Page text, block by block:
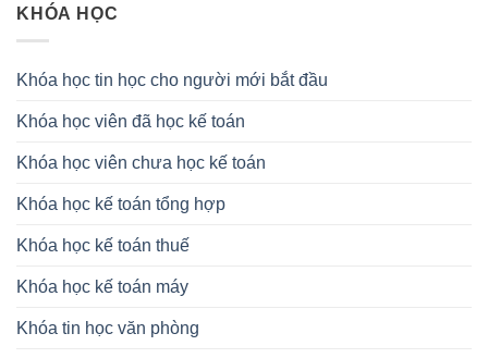
KHÓA HỌC
Khóa học tin học cho người mới bắt đầu
Khóa học viên đã học kế toán
Khóa học viên chưa học kế toán
Khóa học kế toán tổng hợp
Khóa học kế toán thuế
Khóa học kế toán máy
Khóa tin học văn phòng